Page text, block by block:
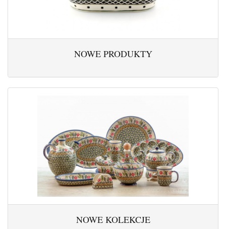
NOWE PRODUKTY
NOWE KOLEKCJE